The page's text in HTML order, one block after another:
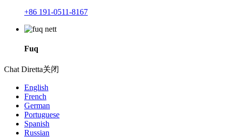
+86 191-0511-8167
Fuq
Chat Diretta关闭
English
French
German
Portuguese
Spanish
Russian